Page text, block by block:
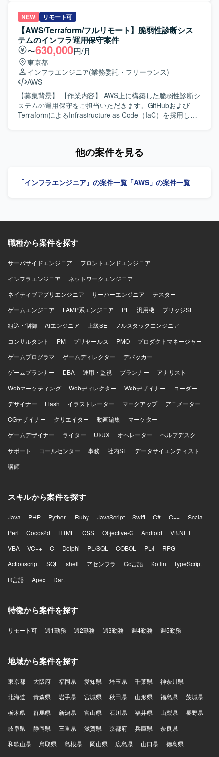
携わることができます。単なるインフラ維持管理にとどま
らず、CI/CDの仕組み化やエディター環境の整備など、
DevOpsの推進者として開発全体の仕組みづくりを主導して
いただけます。 【開発環境】 Terraformを用いたインフラ
コード化および主要クラウドサービス（AWSなど）上での
環境構築・運用を行う開発環境となっております。
ていただきます。 サービス立ち上げの初期フェーズから参
画し、アーキテクト設計や基本設計（主にセキュリティや
可観測性などの非機能要件）を実施していただきます。 そ
の後はインフラエンジニア/SREとして、環境の構築および
最適化を主導していただきます。 具体的には、開発および
サービス提供基盤のアーキテクト設計や基本設計、DevOps
環境の設計・構築、SREとして環境の自動化や最適化など
を行っていただきます。 【求める人物像】 自ら主体的にサ
ービス基盤づくりに取り組み、非機能要件を意識した設
計・改善ができる方を求めております。 長期的なサービス
展開を見据え、チームと協調しながら継続的な改善に取り
の大規模展開を見据えたプロジェクトであり、立ち上げフ
会課題の解決に直結する社会インフラ領域に挑戦できる点
ど
NEW リモート可
【AWS/Terraform/フルリモート】脆弱性診断シス
テムのインフラ運用保守案件
〜630,000円/月
東京都
インフラエンジニア(業務委託・フリーランス)
AWS
【募集背景】 【作業内容】 AWS上に構築した脆弱性診断シ
ステムの運用保守をご担当いただきます。GitHubおよび
TerraformによるInfrastructure as Code（IaC）を採用し、
ジションの魅力】 Infrastructure as Code（IaC）を活用し
します。
他の案件を見る
「インフラエンジニア」の案件一覧 「AWS」の案件一覧
職種から案件を探す
サーバサイドエンジニア
フロントエンドエンジニア
インフラエンジニア
ネットワークエンジニア
ネイティブアプリエンジニア
サーバーエンジニア
テスター
ゲームエンジニア
LAMP系エンジニア PL 汎用機
ブリッジSE
組込・制御
AIエンジニア 上級SE
フルスタックエンジニア
コンサルタント
PM プリセールス PMO
プロダクトマネージャー
ゲームプログラマ
ゲームディレクター
デバッカー
ゲームプランナー
DBA 運用・監視 プランナー
アナリスト
Webマーケティング
Webディレクター Webデザイナー
コーダー
デザイナー
Flash イラストレーター マークアップ
アニメーター
CGデザイナー
クリエイター 動画編集
マーケター
ゲームデザイナー
ライター UI/UX オペレーター
ヘルプデスク
サポート
コールセンター 事務 社内SE
データサイエンティスト
講師
スキルから案件を探す
Java PHP Python Ruby JavaScript Swift C# C++
Scala
Perl
Cocos2d HTML CSS Objective-C Android
VB.NET
VBA
VC++ C Delphi PL/SQL COBOL PL/I
RPG
Actionscript
SQL shell アセンブラ Go言語 Kotlin
TypeScript
R言語
Apex Dart
特徴から案件を探す
リモート可 週1勤務 週2勤務 週3勤務 週4勤務 週5勤務
地域から案件を探す
東京都 大阪府 福岡県 愛知県 埼玉県 千葉県
神奈川県
北海道
青森県 岩手県 宮城県 秋田県 山形県 福島県
茨城県
栃木県
群馬県 新潟県 富山県 石川県 福井県 山梨県
長野県
岐阜県
静岡県 三重県 滋賀県 京都府 兵庫県
奈良県
和歌山県
鳥取県 島根県 岡山県 広島県 山口県
徳島県